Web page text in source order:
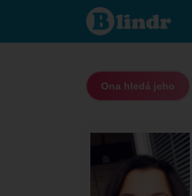
Katarína
- Ona
hledá
Rožňava
Ona hledá jeho